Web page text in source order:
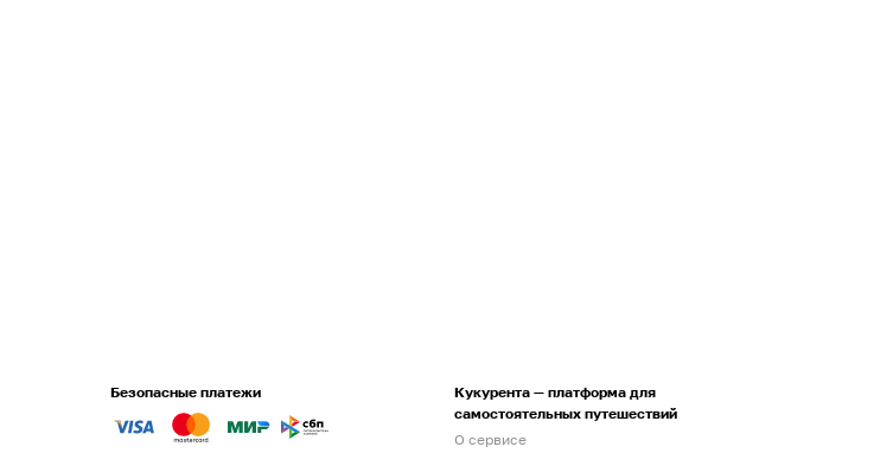
Безопасные платежи
Кукурента — платформа для
самостоятельных путешествий
О сервисе